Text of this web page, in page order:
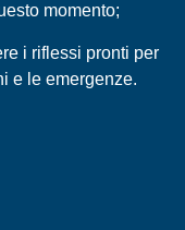
momento;
i riflessi pronti per
e le emergenze.